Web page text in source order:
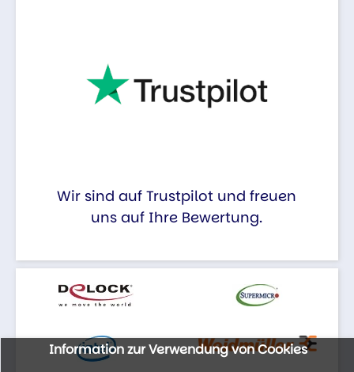
Wir sind auf Trustpilot und freuen
uns auf Ihre Bewertung.
Information zur Verwendung von Cookies